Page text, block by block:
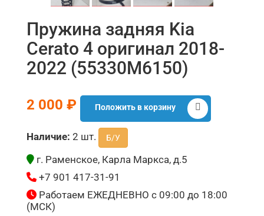
Пружина задняя Kia
Cerato 4 оригинал 2018-
2022 (55330M6150)
2 000 ₽ Положить в корзину
Наличие: 2 шт. Б/У
г. Раменское, Карла Маркса, д.5
+7 901 417-31-91
Работаем ЕЖЕДНЕВНО с 09:00 до 18:00
(МСК)